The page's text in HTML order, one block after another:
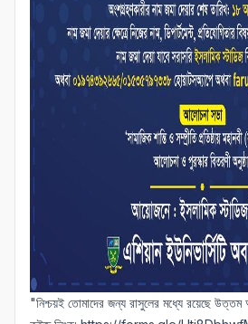
"নিশ্চয়ই তোমাদের জন্য রাসুলের মধ্যে রয়েছে